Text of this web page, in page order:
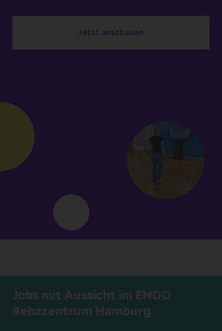
Jetzt anschauen
Jobs mit Aussicht im ENDO
Rehazentrum Hamburg